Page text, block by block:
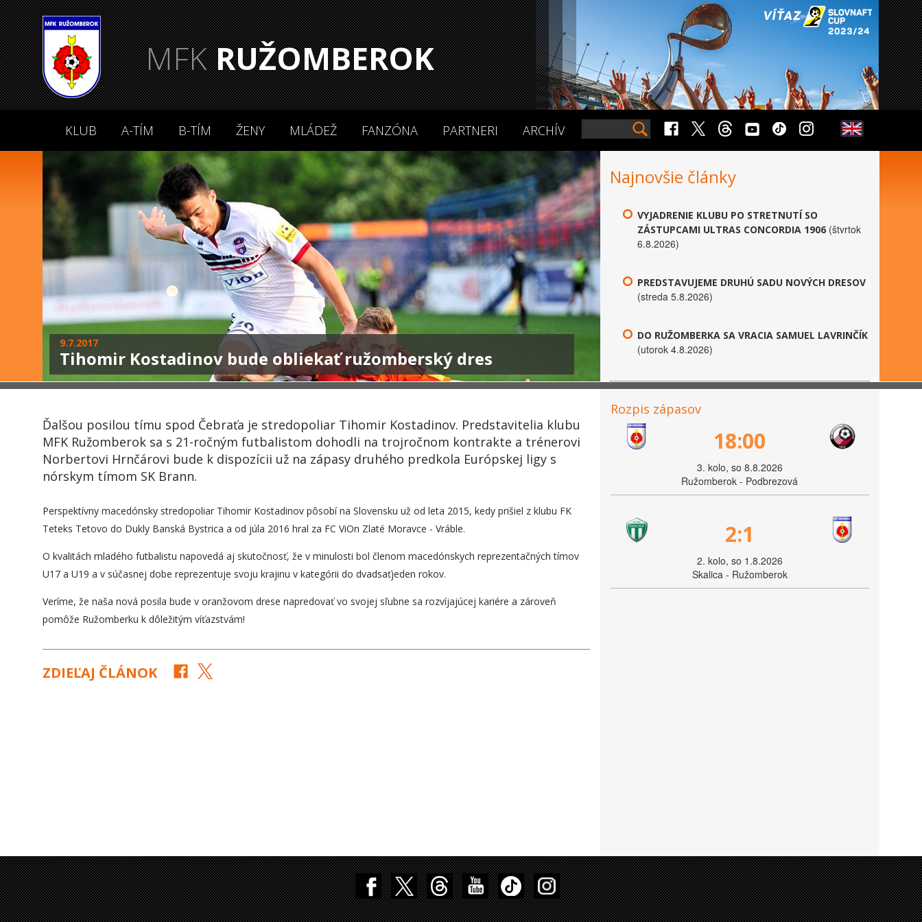
MFKRUŽOMBEROK
KLUB A-TÍM B-TÍM ŽENY MLÁDEŽ FANZÓNA PARTNERI ARCHÍV
9.7.2017
Tihomir Kostadinov bude obliekať ružomberský dres
Najnovšie články
VYJADRENIE KLUBU PO STRETNUTÍ SO
ZÁSTUPCAMI ULTRAS CONCORDIA 1906 (štvrtok
6.8.2026)
PREDSTAVUJEME DRUHÚ SADU NOVÝCH DRESOV
(streda 5.8.2026)
DO RUŽOMBERKA SA VRACIA SAMUEL LAVRINČÍK
(utorok 4.8.2026)
Ďalšou posilou tímu spod Čebraťa je stredopoliar Tihomir Kostadinov. Predstavitelia klubu
MFK Ružomberok sa s 21-ročným futbalistom dohodli na trojročnom kontrakte a trénerovi
Norbertovi Hrnčárovi bude k dispozícii už na zápasy druhého predkola Európskej ligy s
nórskym tímom SK Brann.
Perspektívny macedónsky stredopoliar Tihomir Kostadinov pôsobí na Slovensku už od leta 2015, kedy prišiel z klubu FK
Teteks Tetovo do Dukly Banská Bystrica a od júla 2016 hral za FC ViOn Zlaté Moravce - Vráble.
O kvalitách mladého futbalistu napovedá aj skutočnosť, že v minulosti bol členom macedónskych reprezentačných tímov
U17 a U19 a v súčasnej dobe reprezentuje svoju krajinu v kategórii do dvadsaťjeden rokov.
Veríme, že naša nová posila bude v oranžovom drese napredovať vo svojej sľubne sa rozvíjajúcej kariére a zároveň
pomôže Ružomberku k dôležitým víťazstvám!
ZDIEĽAJ ČLÁNOK
Rozpis zápasov
18:00
3. kolo, so 8.8.2026
Ružomberok - Podbrezová
2:1
2. kolo, so 1.8.2026
Skalica - Ružomberok